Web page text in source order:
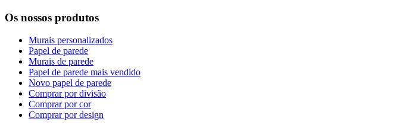
Os nossos produtos
Murais personalizados
Papel de parede
Murais de parede
Papel de parede mais vendido
Novo papel de parede
Comprar por divisão
Comprar por cor
Comprar por design